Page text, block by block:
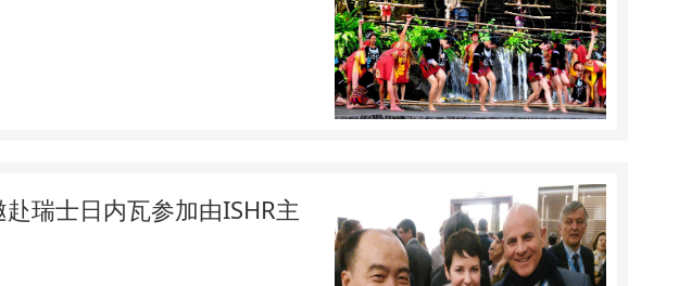
瑞士日内瓦参加由ISHR主